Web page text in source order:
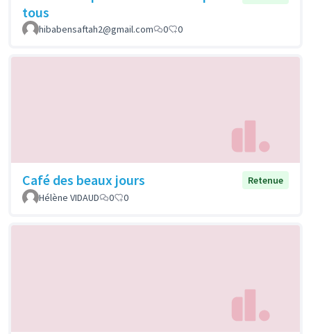
tous
hibabensaftah2@gmail.com 0 0
Café des beaux jours
Retenue
Hélène VIDAUD
0 0